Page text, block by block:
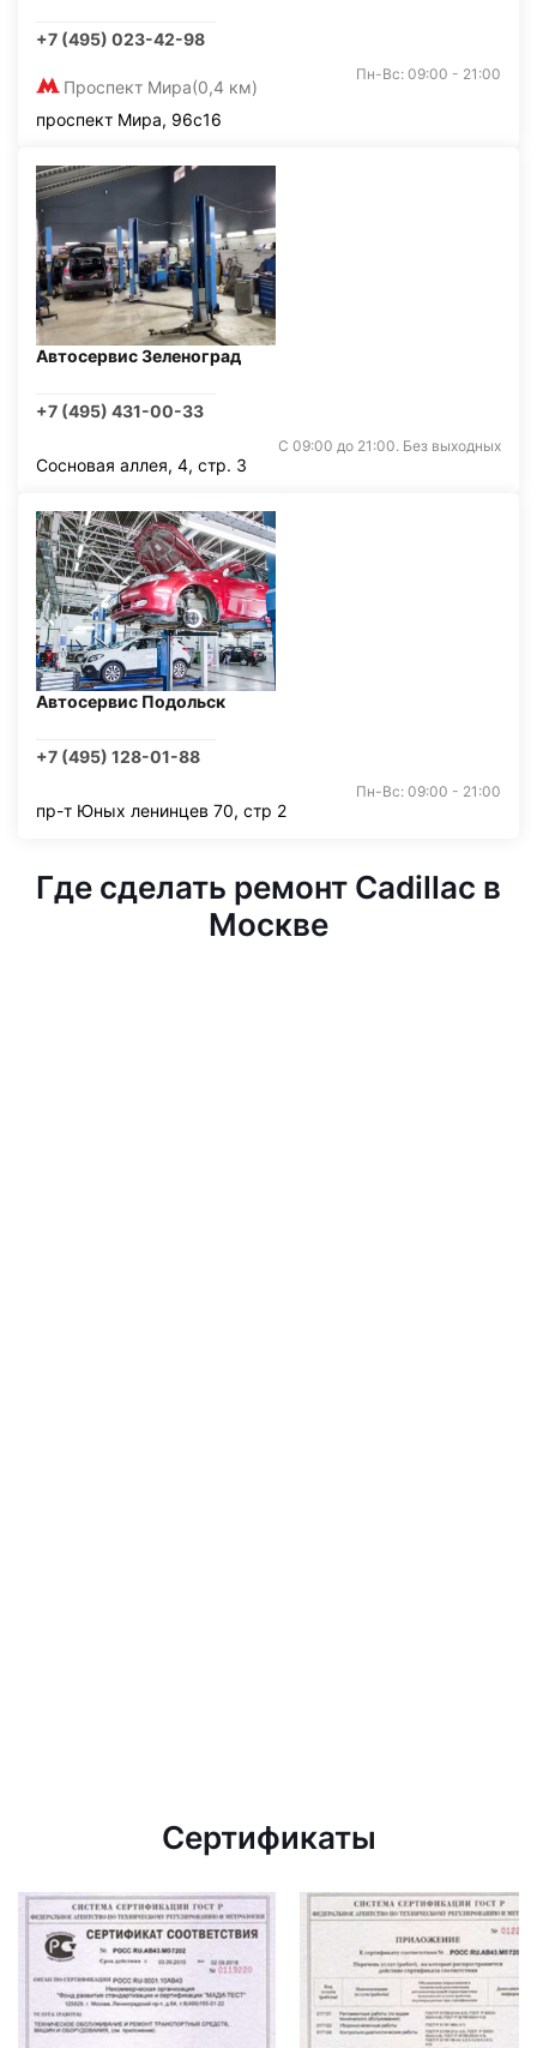
+7 (495) 023-42-98
Проспект Мира(0,4 км)
Пн-Вс: 09:00 - 21:00
проспект Мира, 96с16
Автосервис Зеленоград
+7 (495) 431-00-33
С 09:00 до 21:00. Без выходных
Сосновая аллея, 4, стр. 3
Автосервис Подольск
+7 (495) 128-01-88
Пн-Вс: 09:00 - 21:00
пр-т Юных ленинцев 70, стр 2
Где сделать ремонт Cadillac в
Москве
Сертификаты